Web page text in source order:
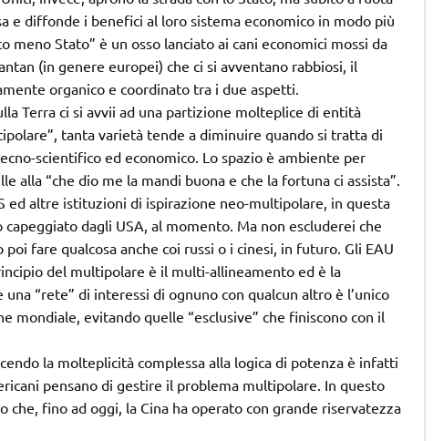
e diffonde i benefici al loro sistema economico in modo più
Stato” è un osso lanciato ai cani economici mossi da
(in genere europei) che ci si avventano rabbiosi, il
organico e coordinato tra i due aspetti.
Terra ci si avvii ad una partizione molteplice di entità
tanta varietà tende a diminuire quando si tratta di
scientifico ed economico. Lo spazio è ambiente per
alla “che dio me la mandi buona e che la fortuna ci assista”.
ed altre istituzioni di ispirazione neo-multipolare, in questa
dagli USA, al momento. Ma non escluderei che
fare qualcosa anche coi russi o i cinesi, in futuro. Gli EAU
del multipolare è il multi-allineamento ed è la
“rete” di interessi di ognuno con qualcun altro è l’unico
mondiale, evitando quelle “esclusive” che finiscono con il
la molteplicità complessa alla logica di potenza è infatti
pensano di gestire il problema multipolare. In questo
che, fino ad oggi, la Cina ha operato con grande riservatezza